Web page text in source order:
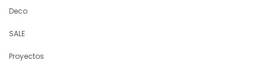
Deco
SALE
Proyectos